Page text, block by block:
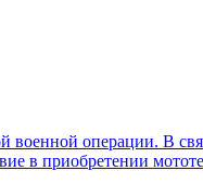
операции. В
в приобретении